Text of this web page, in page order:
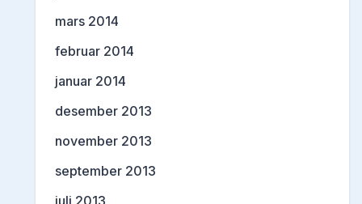
mars 2014
februar 2014
januar 2014
desember 2013
november 2013
september 2013
juli 2013